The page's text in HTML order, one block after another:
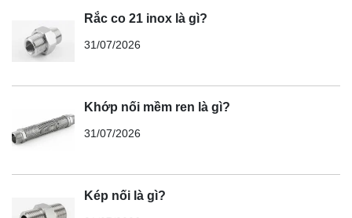
Rắc co 21 inox là gì?
31/07/2026
Khớp nối mềm ren là gì?
31/07/2026
Kép nối là gì?